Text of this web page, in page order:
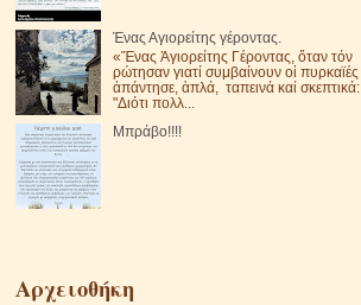
Ένας Αγιορείτης γέροντας.
«Ἕνας Ἁγιορείτης Γέροντας, ὅταν τόν
ρώτησαν γιατί συμβαίνουν οἱ πυρκαϊές
ἀπάντησε, ἁπλά, ταπεινά καί σκεπτικά:
"Διότι πολλ...
Μπράβο!!!!
Αρχειοθήκη